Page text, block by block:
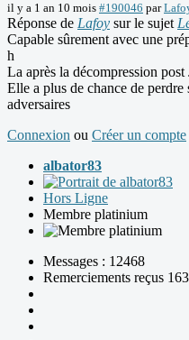
il y a 1 an 10 mois #190046 par
Réponse de Lafoy sur le sujet
Capable sûrement avec une
h
La après la décompression post
Elle a plus de chance de
adversaires
Connexion ou Créer un compte
albator83
Hors Ligne
Membre platinium
Messages : 12468
Remerciements reçus